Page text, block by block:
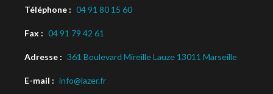
Téléphone : 04 91 80 15 60
Fax : 04 91 79 42 61
Adresse : 361 Boulevard Mireille Lauze 13011 Marseille
E-mail : info@lazer.fr